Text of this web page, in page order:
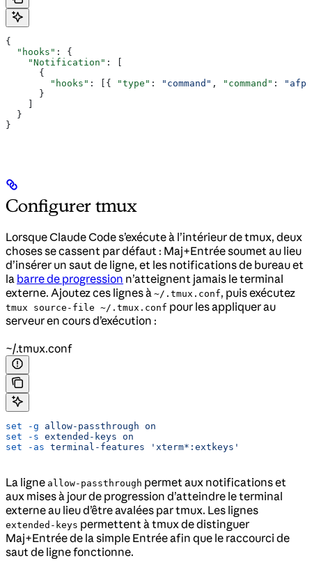
{
  "hooks"
: {
    "Notification"
: [
      {
        "hooks"
: [{ "type" : "command" , "command" :
      }
  }
}
Configurer tmux
Lorsque Claude Code s’exécute à l’intérieur de tmux, deux
choses se cassent par défaut : Maj+Entrée soumet au lieu
d’insérer un saut de ligne, et les notifications de bureau et
la barre de progression n’atteignent jamais le terminal
externe. Ajoutez ces lignes à ~/.tmux.conf, puis exécutez
tmux source-file ~/.tmux.conf pour les appliquer au
serveur en cours d’exécution :
~/.tmux.conf
set -g allow-passthrough on
set -s extended-keys on
set -as terminal-features 'xterm*:extkeys'
La ligne allow-passthrough permet aux notifications et
aux mises à jour de progression d’atteindre le terminal
externe au lieu d’être avalées par tmux. Les lignes
extended-keys permettent à tmux de distinguer
Maj+Entrée de la simple Entrée afin que le raccourci de
saut de ligne fonctionne.